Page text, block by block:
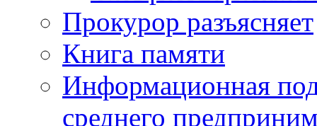
Прокурор разъясняет
Книга памяти
Информационная
среднего